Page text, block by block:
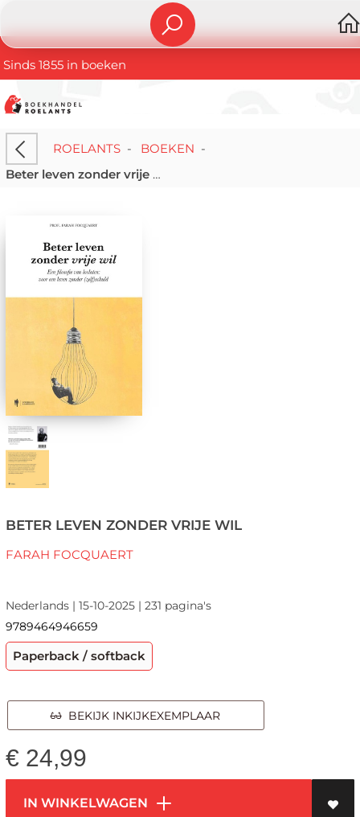
Sinds 1855 in boeken
ROELANTS- BOEKEN -
Beter leven zonder vrije wil
BETER LEVEN ZONDER VRIJE WIL
FARAH FOCQUAERT
Nederlands | 15-10-2025 | 231 pagina's
9789464946659
Paperback / softback
BEKIJK INKIJKEXEMPLAAR
€ 24,99
IN WINKELWAGEN